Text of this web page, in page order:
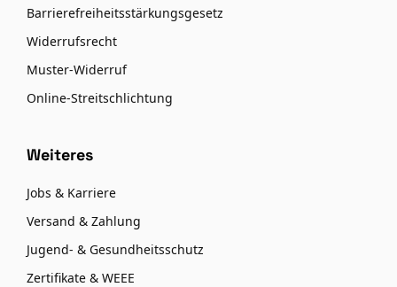
Barrierefreiheitsstärkungsgesetz
Widerrufsrecht
Muster-Widerruf
Online-Streitschlichtung
Weiteres
Jobs & Karriere
Versand & Zahlung
Jugend- & Gesundheitsschutz
Zertifikate & WEEE